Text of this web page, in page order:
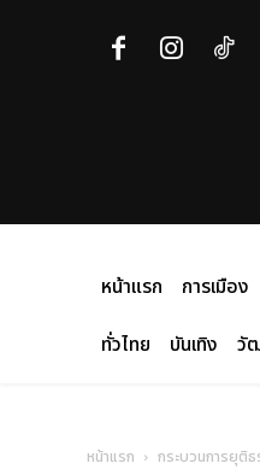
หน้าแรก การเมือง
ทั่วไทย
บันเทิง วั
หน้าแรก กระบวนการยุติธ